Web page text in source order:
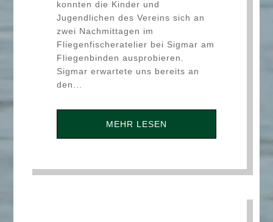
konnten die Kinder und
Jugendlichen des Vereins sich an
zwei Nachmittagen im
Fliegenfischeratelier bei Sigmar am
Fliegenbinden ausprobieren.
Sigmar erwartete uns bereits an
den...
MEHR LESEN